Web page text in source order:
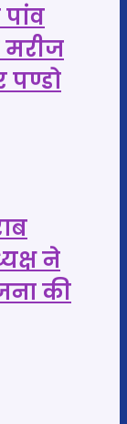
मरीज
पण्डो
ने
की